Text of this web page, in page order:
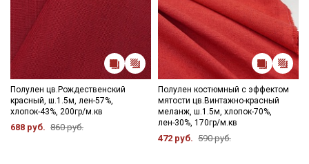
Полулен цв.Рождественский
красный, ш.1.5м, лен-57%,
хлопок-43%, 200гр/м.кв
688 руб. 860 руб.
Полулен костюмный с эффектом
мятости цв.Винтажно-красный
меланж, ш.1.5м, хлопок-70%,
лен-30%, 170гр/м.кв
472 руб. 590 руб.